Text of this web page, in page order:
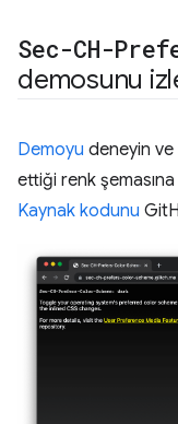
Sec-CH-
demosunu
Demoyu deneyin ve
ettiği renk
Kaynak kodunu